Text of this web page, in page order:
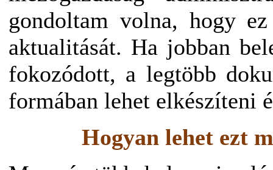
gondoltam volna, hogy
aktualitását. Ha jobban
fokozódott, a legtöbb
formában lehet elkészíteni
Hogyan lehet ezt